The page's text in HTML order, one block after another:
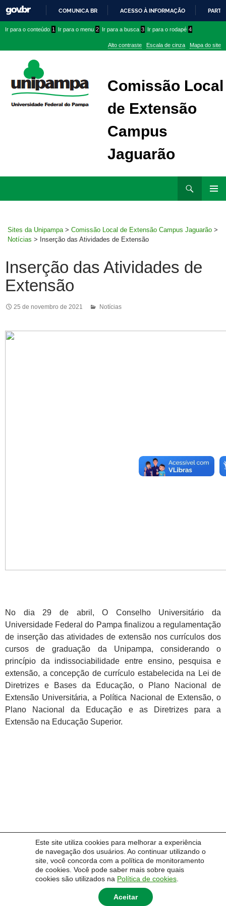
Este site utiliza cookies para melhorar a experiência
de navegação dos usuários. Ao continuar utilizando o
site, você concorda com a política de monitoramento
de cookies. Você pode saber mais sobre quais
cookies são utilizados na Política de cookies
Aceitar
PARA
CONTEÚDO
COMUNICA BR ACESSO À INFORMAÇÃO
conteúdo
menu
superior
menu
Ir para o conteúdo 1 Ir para o menu 2 Ir para a busca 3 Ir para o rodapé 4
Alto contraste Escala de cinza Mapa do site
Comissão Local
de Extensão
Campus
Jaguarão
Sites da Unipampa > Comissão Local de Extensão Campus Jaguarão >
Notícias > Inserção das Atividades de Extensão
Inserção das Atividades de
Extensão
25 de novembro de 2021 Notícias
No dia 29 de abril, O Conselho Universitário da
Universidade Federal do Pampa finalizou a regulamentação
de inserção das atividades de extensão nos currículos dos
cursos de graduação da Unipampa, considerando o
princípio da indissociabilidade entre ensino, pesquisa e
extensão, a concepção de currículo estabelecida na Lei de
Diretrizes e Bases da Educação, o Plano Nacional de
Extensão Universitária, a Política Nacional de Extensão, o
Plano Nacional da Educação e as Diretrizes para a
Extensão na Educação Superior.
© 2014 Universidade Federal do Pampa - UNIPAMPA